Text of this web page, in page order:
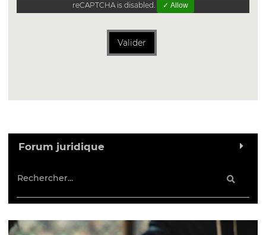
reCAPTCHA is disabled. ✓ Allow
Valider
Forum juridique